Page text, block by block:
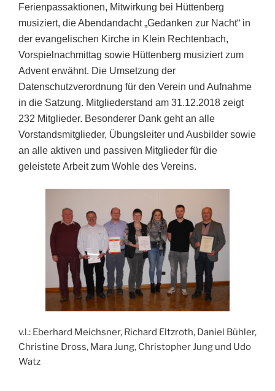
Ferienpassaktionen, Mitwirkung bei Hüttenberg
musiziert, die Abendandacht „Gedanken zur Nacht“ in
der evangelischen Kirche in Klein Rechtenbach,
Vorspielnachmittag sowie Hüttenberg musiziert zum
Advent erwähnt. Die Umsetzung der
Datenschutzverordnung für den Verein und Aufnahme
in die Satzung. Mitgliederstand am 31.12.2018 zeigt
232 Mitglieder. Besonderer Dank geht an alle
Vorstandsmitglieder, Übungsleiter und Ausbilder sowie
an alle aktiven und passiven Mitglieder für die
geleistete Arbeit zum Wohle des Vereins.
v.l.: Eberhard Meichsner, Richard Eltzroth, Daniel Bühler,
Christine Dross, Mara Jung, Christopher Jung und Udo
Watz